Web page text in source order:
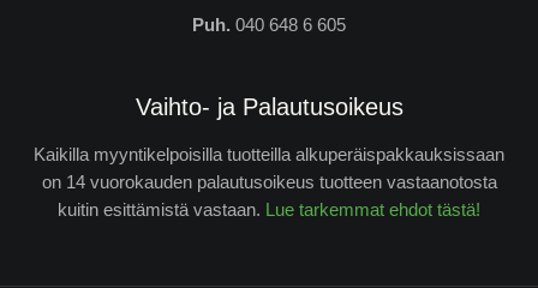
Puh. 040 648 6 605
Vaihto- ja Palautusoikeus
Kaikilla myyntikelpoisilla tuotteilla alkuperäispakkauksissaan
on 14 vuorokauden palautusoikeus tuotteen vastaanotosta
kuitin esittämistä vastaan.
Lue tarkemmat ehdot tästä!